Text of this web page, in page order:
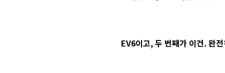
EV6이고, 두 번째가 이건. 완